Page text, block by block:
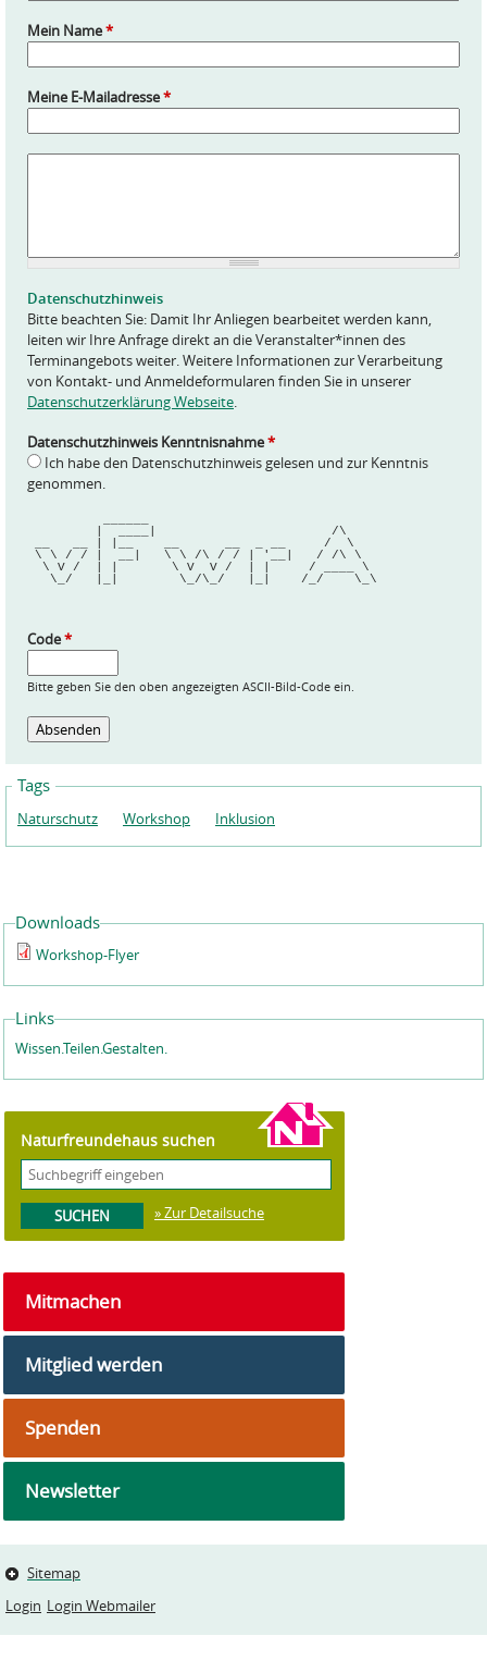
Mein Name*
Meine E-Mailadresse*
*
Datenschutzhinweis
Bitte beachten Sie: Damit Ihr Anliegen bearbeitet werden kann,
leiten wir Ihre Anfrage direkt an die Veranstalter*innen des
Terminangebots weiter. Weitere Informationen zur Verarbeitung
von Kontakt- und Anmeldeformularen finden Sie in unserer
Datenschutzerklärung Webseite
Datenschutzhinweis Kenntnisnahme*
Ich habe den Datenschutzhinweis gelesen und zur Kenntnis
genommen.
         |  ____|                       /\
__   __ | |__    __      __  _ __     /  \
\ \ / / |  __|   \ \ /\ / / | '__|   / /\ \
  \ V /  | |       \ V  V /  | |     / ____ \
   \_/   |_|        \_/\_/   |_|    /_/    \_\
Code*
Bitte geben Sie den oben angezeigten ASCII-Bild-Code ein.
Tags
Naturschutz Workshop Inklusion
Downloads
Workshop-Flyer
Links
Wissen.Teilen.Gestalten.
Naturfreundehaus suchen
» Zur Detailsuche
Mitmachen
Mitglied werden
Spenden
Newsletter
Sitemap
Login Login Webmailer